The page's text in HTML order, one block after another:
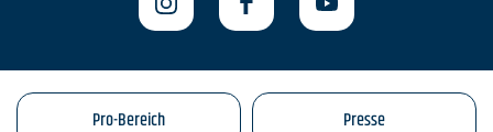
Pro-Bereich Presse